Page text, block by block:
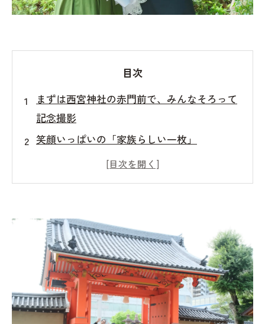
目次
まずは西宮神社の赤門前で、みんなそろって
記念撮影
笑顔いっぱいの「家族らしい一枚」
西宮神社での夏のお宮参りコーディネート
曾祖母様の優しい手｜西宮神社での手水
西宮神社でのお宮参りは「家族の歴史」が始
まる日
西宮神社でお宮参りをお考えの方へ
キキフォトワークス
監修者：池田一喜